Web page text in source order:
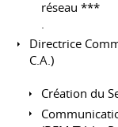
réseau ***
Directrice
C.A.)
Création du